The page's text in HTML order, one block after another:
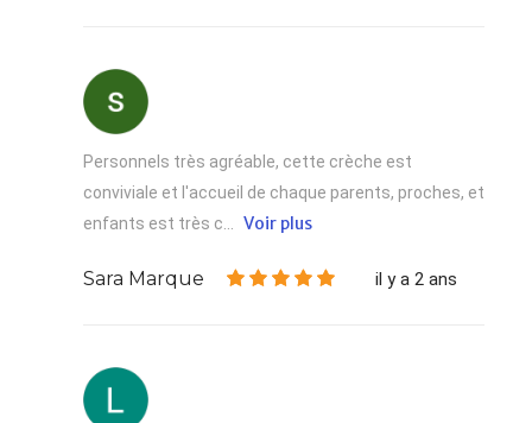
Personnels très agréable, cette crèche est
conviviale et l'accueil de chaque parents, proches, et
enfants est très c... Voir plus
Sara Marque il y a 2 ans